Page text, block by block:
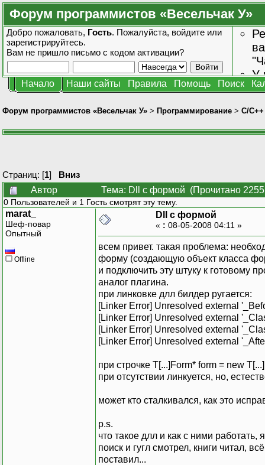
Форум программистов «Весельчак У»
Добро пожаловать, Гость. Пожалуйста, войдите или
зарегистрируйтесь.
Вам не пришло письмо с кодом активации?
У
Начало Наши сайты Правила Помощь Поиск
Форум программистов «Весельчак У» > Программирование > C/C++
Страниц: [1] Вниз
Автор
Тема: Dll с формой (Прочитано
0 Пользователей и 1 Гость смотрят эту тему.
marat_
Шеф-повар
Опытный
Offline
Dll с формой
« : 08-05-2008 04:11 »
всем привет. такая проблема:
форму (создающую объект класса
и подключить эту штуку к готовому
аналог плагина.
при линковке длл билдер ругается:
[Linker Error] Unresolved external
[Linker Error] Unresolved external
[Linker Error] Unresolved external
[Linker Error] Unresolved external
при строчке T[...]Form* form = new
при отсутствии линкуется, но,
может кто сталкивался, как это
p.s.
что такое длл и как с ними работать,
поиск и гугл смотрел, книги читал,
поставил...